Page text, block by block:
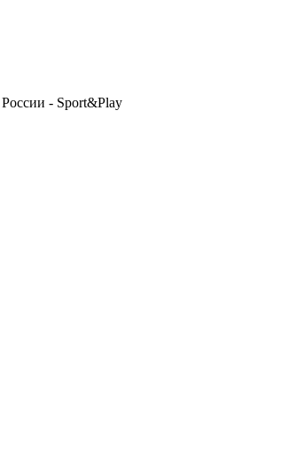
- Sport&Play